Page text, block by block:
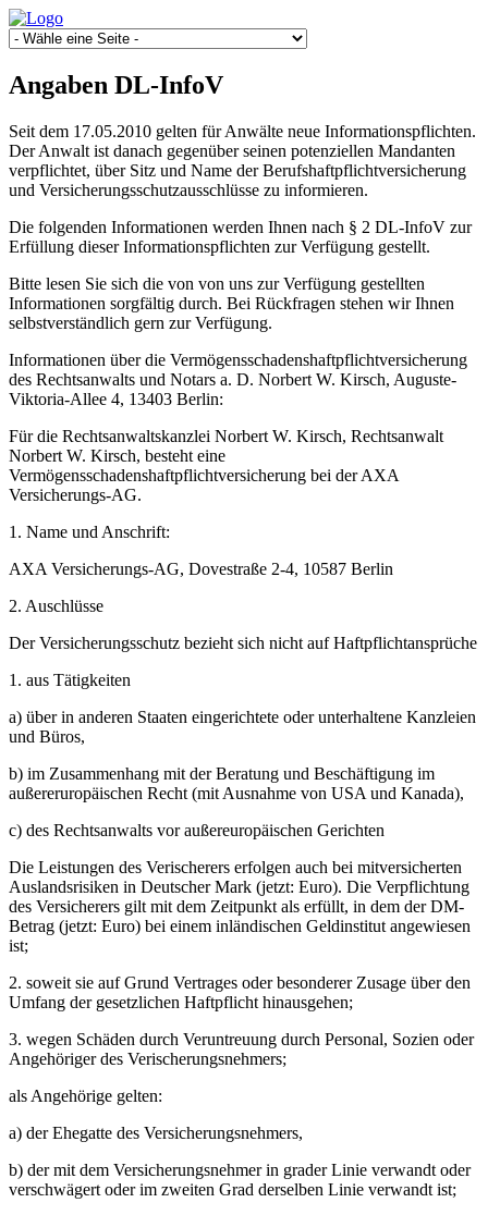
Angaben DL-InfoV
Seit dem 17.05.2010 gelten für Anwälte neue Informationspflichten.
Der Anwalt ist danach gegenüber seinen potenziellen Mandanten
verpflichtet, über Sitz und Name der Berufshaftpflichtversicherung
und Versicherungsschutzausschlüsse zu informieren.
Die folgenden Informationen werden Ihnen nach § 2 DL-InfoV zur
Erfüllung dieser Informationspflichten zur Verfügung gestellt.
Bitte lesen Sie sich die von von uns zur Verfügung gestellten
Informationen sorgfältig durch. Bei Rückfragen stehen wir Ihnen
selbstverständlich gern zur Verfügung.
Informationen über die Vermögensschadenshaftpflichtversicherung
des Rechtsanwalts und Notars a. D. Norbert W. Kirsch, Auguste-
Viktoria-Allee 4, 13403 Berlin:
Für die Rechtsanwaltskanzlei Norbert W. Kirsch, Rechtsanwalt
Norbert W. Kirsch, besteht eine
Vermögensschadenshaftpflichtversicherung bei der AXA
Versicherungs-AG.
1. Name und Anschrift:
AXA Versicherungs-AG, Dovestraße 2-4, 10587 Berlin
2. Auschlüsse
Der Versicherungsschutz bezieht sich nicht auf Haftpflichtansprüche
1. aus Tätigkeiten
a) über in anderen Staaten eingerichtete oder unterhaltene Kanzleien
und Büros,
b) im Zusammenhang mit der Beratung und Beschäftigung im
außereruropäischen Recht (mit Ausnahme von USA und Kanada),
c) des Rechtsanwalts vor außereuropäischen Gerichten
Die Leistungen des Verischerers erfolgen auch bei mitversicherten
Auslandsrisiken in Deutscher Mark (jetzt: Euro). Die Verpflichtung
des Versicherers gilt mit dem Zeitpunkt als erfüllt, in dem der DM-
Betrag (jetzt: Euro) bei einem inländischen Geldinstitut angewiesen
ist;
2. soweit sie auf Grund Vertrages oder besonderer Zusage über den
Umfang der gesetzlichen Haftpflicht hinausgehen;
3. wegen Schäden durch Veruntreuung durch Personal, Sozien oder
Angehöriger des Verischerungsnehmers;
als Angehörige gelten:
a) der Ehegatte des Versicherungsnehmers,
b) der mit dem Versicherungsnehmer in grader Linie verwandt oder
verschwägert oder im zweiten Grad derselben Linie verwandt ist;